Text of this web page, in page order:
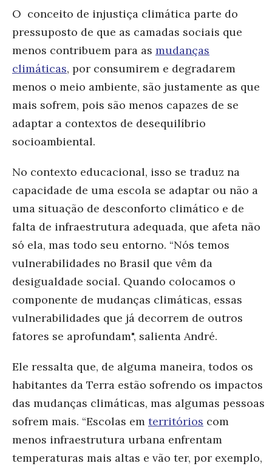
O conceito de injustiça climática parte do
pressuposto de que as camadas sociais que
menos contribuem para as mudanças
climáticas, por consumirem e degradarem
menos o meio ambiente, são justamente as que
mais sofrem, pois são menos capazes de se
adaptar a contextos de desequilíbrio
socioambiental.
No contexto educacional, isso se traduz na
capacidade de uma escola se adaptar ou não a
uma situação de desconforto climático e de
falta de infraestrutura adequada, que afeta não
só ela, mas todo seu entorno. “Nós temos
vulnerabilidades no Brasil que vêm da
desigualdade social. Quando colocamos o
componente de mudanças climáticas, essas
vulnerabilidades que já decorrem de outros
fatores se aprofundam", salienta André.
Ele ressalta que, de alguma maneira, todos os
habitantes da Terra estão sofrendo os impactos
das mudanças climáticas, mas algumas pessoas
sofrem mais. “Escolas em territórios com
menos infraestrutura urbana enfrentam
temperaturas mais altas e vão ter, por exemplo,